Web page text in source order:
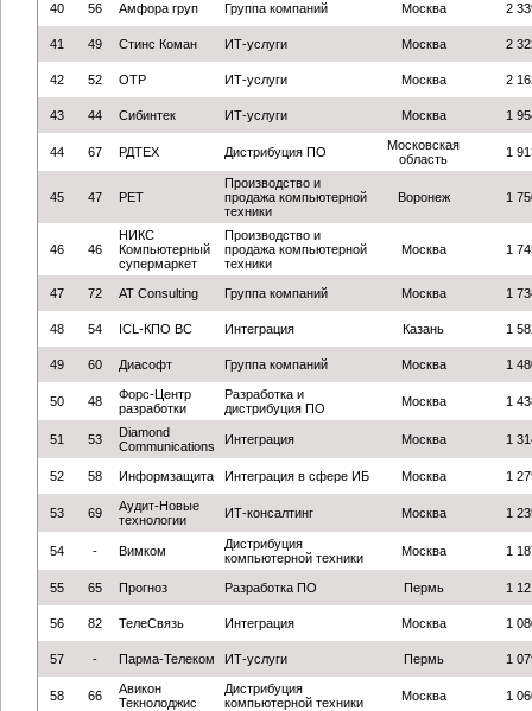
40 56 Амфора груп Группа компаний Москва 2
41 49 Стинс Коман ИТ-услуги Москва 2
42 52 ОТР ИТ-услуги Москва 2
43 44 Сибинтек ИТ-услуги Москва 1
44 67 РДТЕХ Дистрибуция ПО
Московская
область
1
45 47 РЕТ
Производство и
продажа компьютерной
техники
Воронеж 1
46 46
НИКС
Компьютерный
супермаркет
Производство и
продажа компьютерной
техники
Москва 1
47 72 AT Consulting Группа компаний Москва 1
48 54 ICL-КПО ВС Интеграция Казань 1
49 60 Диасофт Группа компаний Москва 1
50 48
Форс-Центр
разработки
Разработка и
дистрибуция ПО
Москва 1
51 53
Diamond
Communications
Интеграция Москва 1
52 58 Информзащита Интеграция в сфере ИБ Москва 1
53 69
Аудит-Новые
технологии
ИТ-консалтинг Москва 1
54 - Вимком
Дистрибуция
компьютерной техники
Москва 1
55 65 Прогноз Разработка ПО Пермь 1
56 82 ТелеСвязь Интеграция Москва 1
57 - Парма-Телеком ИТ-услуги Пермь 1
58 66
Авикон
Текнолоджис
Дистрибуция
компьютерной техники
Москва 1